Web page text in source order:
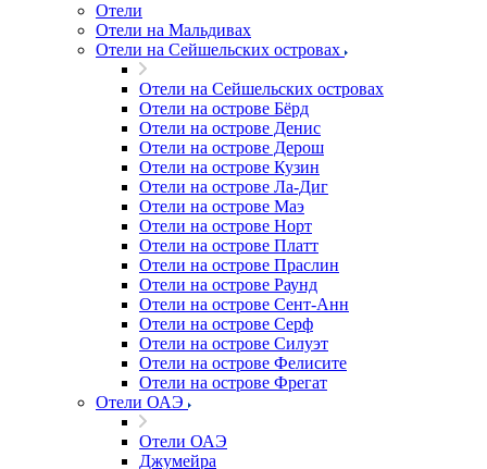
Отели
Отели на Мальдивах
Отели на Сейшельских островах
Отели на Сейшельских островах
Отели на острове Бёрд
Отели на острове Денис
Отели на острове Дерош
Отели на острове Кузин
Отели на острове Ла-Диг
Отели на острове Маэ
Отели на острове Норт
Отели на острове Платт
Отели на острове Праслин
Отели на острове Раунд
Отели на острове Сент-Анн
Отели на острове Серф
Отели на острове Силуэт
Отели на острове Фелисите
Отели на острове Фрегат
Отели ОАЭ
Отели ОАЭ
Джумейра